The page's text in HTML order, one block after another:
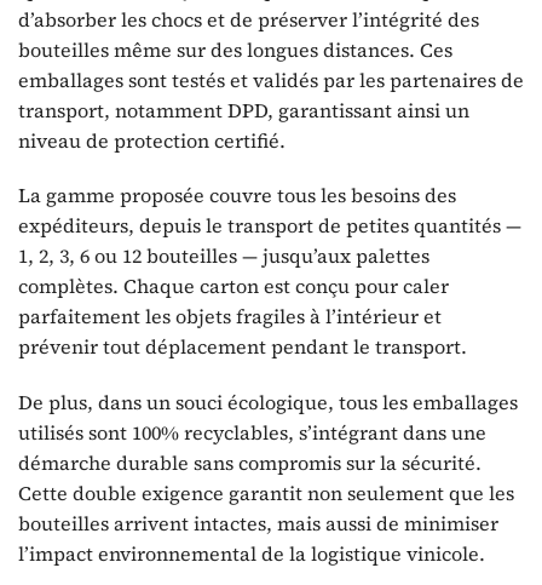
d’absorber les chocs et de préserver l’intégrité des
bouteilles même sur des longues distances. Ces
emballages sont testés et validés par les partenaires de
transport, notamment DPD, garantissant ainsi un
niveau de protection certifié.
La gamme proposée couvre tous les besoins des
expéditeurs, depuis le transport de petites quantités —
1, 2, 3, 6 ou 12 bouteilles — jusqu’aux palettes
complètes. Chaque carton est conçu pour caler
parfaitement les objets fragiles à l’intérieur et
prévenir tout déplacement pendant le transport.
De plus, dans un souci écologique, tous les emballages
utilisés sont 100% recyclables, s’intégrant dans une
démarche durable sans compromis sur la sécurité.
Cette double exigence garantit non seulement que les
bouteilles arrivent intactes, mais aussi de minimiser
l’impact environnemental de la logistique vinicole.